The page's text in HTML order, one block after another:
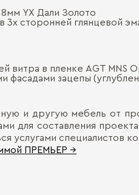
YX Дали Золото
сторонней глянцевой
витра в пленке AGT MNS
фасадами зацепы
и другую мебель от
для составления
услугами специалистов
ПРЕМЬЕР →